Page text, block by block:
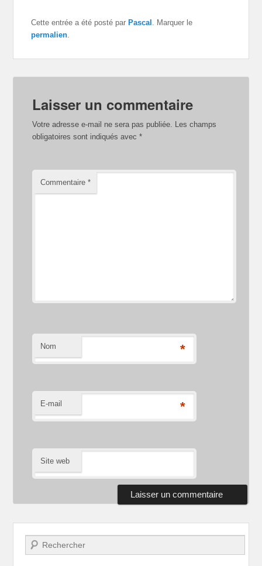
Cette entrée a été posté parPascal . Marquer le
permalien
Laisser un commentaire
Votre adresse e-mail ne sera pas publiée. Les champs
obligatoires sont indiqués avec*
Commentaire*
Nom *
E-mail *
Site web
Recherche